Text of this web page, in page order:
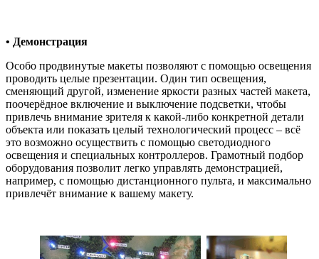
• Демонстрация
Особо продвинутые макеты позволяют с помощью освещения
проводить целые презентации. Один тип освещения,
сменяющий другой, изменение яркости разных частей макета,
поочерёдное включение и выключение подсветки, чтобы
привлечь внимание зрителя к какой-либо конкретной детали
объекта или показать целый технологический процесс – всё
это возможно осуществить с помощью светодиодного
освещения и специальных контроллеров. Грамотный подбор
оборудования позволит легко управлять демонстрацией,
например, с помощью дистанционного пульта, и максимально
привлечёт внимание к вашему макету.